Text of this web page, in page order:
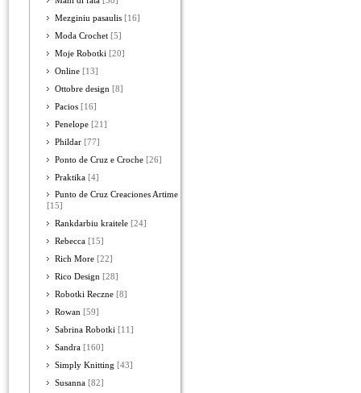
Mezginiu pasaulis [16]
Moda Crochet [5]
Moje Robotki [20]
Online [13]
Ottobre design [8]
Pacios [16]
Penelope [21]
Phildar [77]
Ponto de Cruz e Croche [26]
Praktika [4]
Punto de Cruz Creaciones Artime
[15]
Rankdarbiu kraitele [24]
Rebecca [15]
Rich More [22]
Rico Design [28]
Robotki Reczne [8]
Rowan [59]
Sabrina Robotki [11]
Sandra [160]
Simply Knitting [43]
Susanna [82]